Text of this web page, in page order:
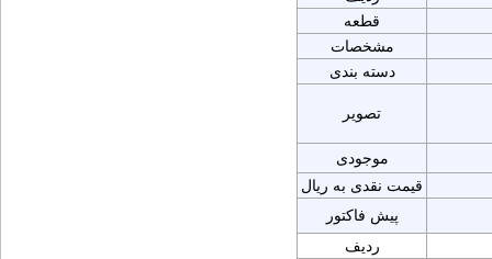
قطعه
مشخصات
دسته بندی
تصویر
موجودی
قیمت نقدی به ریال
پیش فاکتور
ردیف